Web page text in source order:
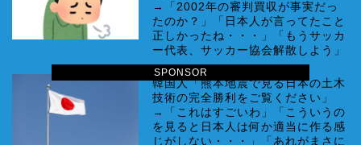
SPONSOR
→「2002年の審判買収が事実だっ
たのか？」「日本人が言ってたこと
正しかったね・・・」「もうサッカ
ー代表、サッカー協会解散しよう」
韓国人「熊本地震で見る日本の土木
技術の完全勝利をご覧ください」
→「これはすごいわ」「こういうの
を見ると日本人は何か適当に作る感
じがしない・・・」「あれがまさに